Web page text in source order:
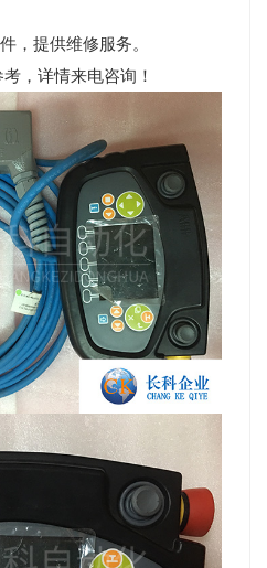
，提供维修服务。
，详情来电咨询！